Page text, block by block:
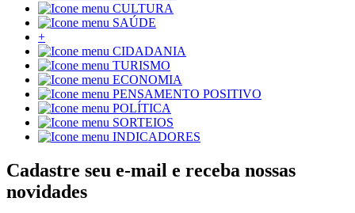
CULTURA
SAÚDE
+
CIDADANIA
TURISMO
ECONOMIA
PENSAMENTO POSITIVO
POLÍTICA
SORTEIOS
INDICADORES
Cadastre seu e-mail e receba nossas
novidades